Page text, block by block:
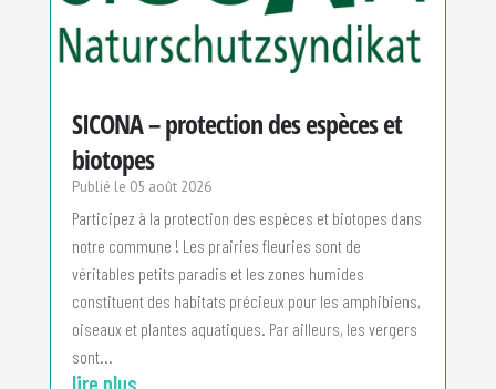
SICONA – protection des espèces et
biotopes
05 août 2026
Participez à la protection des espèces et biotopes dans
notre commune ! Les prairies fleuries sont de
véritables petits paradis et les zones humides
constituent des habitats précieux pour les amphibiens,
oiseaux et plantes aquatiques. Par ailleurs, les vergers
sont...